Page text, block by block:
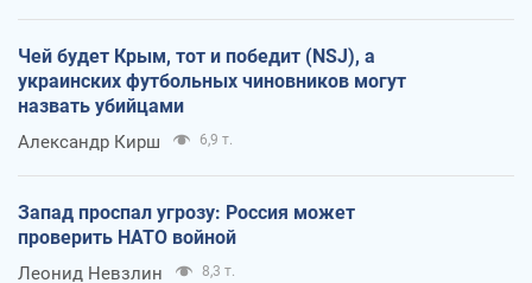
Чей будет Крым, тот и победит (NSJ), а
украинских футбольных чиновников могут
назвать убийцами
Александр Кирш 6,9 т.
Запад проспал угрозу: Россия может
проверить НАТО войной
Леонид Невзлин 8,3 т.